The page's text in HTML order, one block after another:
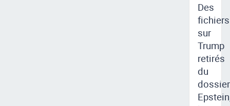
Des
fichiers
sur
Trump
retirés
du
dossier